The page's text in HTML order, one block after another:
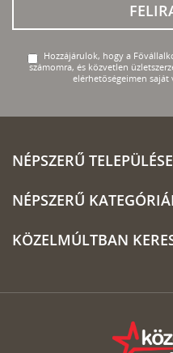
Hozzájárulok, hogy a
számomra, és közvetlen
elérhetőségeimen
NÉPSZERŰ
NÉPSZERŰ
KÖZELMÚLTBAN